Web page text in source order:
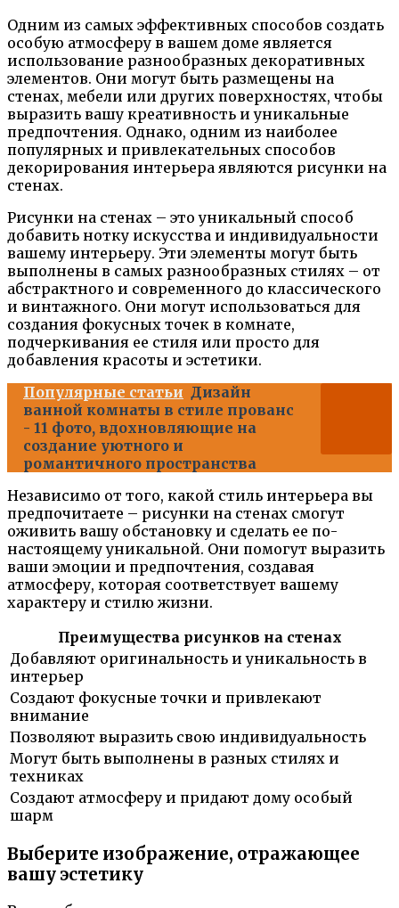
Одним из самых эффективных способов создать
особую атмосферу в вашем доме является
использование разнообразных декоративных
элементов. Они могут быть размещены на
стенах, мебели или других поверхностях, чтобы
выразить вашу креативность и уникальные
предпочтения. Однако, одним из наиболее
популярных и привлекательных способов
декорирования интерьера являются рисунки на
стенах.
Рисунки на стенах – это уникальный способ
добавить нотку искусства и индивидуальности
вашему интерьеру. Эти элементы могут быть
выполнены в самых разнообразных стилях – от
абстрактного и современного до классического
и винтажного. Они могут использоваться для
создания фокусных точек в комнате,
подчеркивания ее стиля или просто для
добавления красоты и эстетики.
Популярные статьи Дизайн
ванной комнаты в стиле прованс
- 11 фото, вдохновляющие на
создание уютного и
романтичного пространства
Независимо от того, какой стиль интерьера вы
предпочитаете – рисунки на стенах смогут
оживить вашу обстановку и сделать ее по-
настоящему уникальной. Они помогут выразить
ваши эмоции и предпочтения, создавая
атмосферу, которая соответствует вашему
характеру и стилю жизни.
Преимущества рисунков на стенах
Добавляют оригинальность и уникальность в
интерьер
Создают фокусные точки и привлекают
внимание
Позволяют выразить свою индивидуальность
Могут быть выполнены в разных стилях и
техниках
Создают атмосферу и придают дому особый
шарм
Выберите изображение, отражающее
вашу эстетику